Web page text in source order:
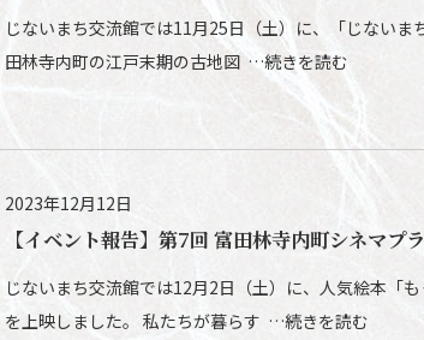
じないまち交流館では11月25日（土）に、「じない
田林寺内町の江戸末期の古地図 …続きを読む
2023年12月12日
【イベント報告】第7回 富田林寺内町シネマプ
じないまち交流館では12月2日（土）に、人気絵本「
を上映しました。 私たちが暮らす …続きを読む